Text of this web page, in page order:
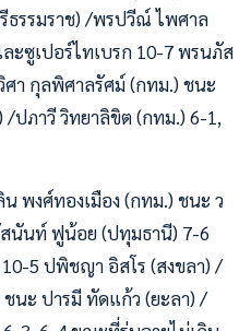
รรมราช) /พรปวีณ์ ไพศาล
ะซูเปอร์ไทเบรก 10-7 พรนภัส
า กุลพิศาลรัศม์ (กทม.) ชนะ
/ปภาวี วิทยาลิขิต (กทม.) 6-1,
พงศ์ทองเมือง (กทม.) ชนะ ว
นันท์ ฟูน้อย (ปทุมธานี) 7-6
5 ปพิชญา อิสโร (สงขลา) /
นะ ปารมี ทัดแก้ว (ยะลา) /